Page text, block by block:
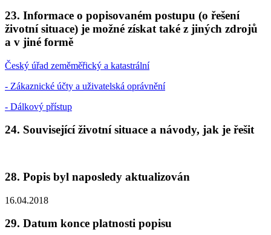
23. Informace o popisovaném postupu (o řešení
životní situace) je možné získat také z jiných zdrojů
a v jiné formě
Český úřad zeměměřický a katastrální
- Zákaznické účty a uživatelská oprávnění
- Dálkový přístup
24. Související životní situace a návody, jak je řešit
28. Popis byl naposledy aktualizován
16.04.2018
29. Datum konce platnosti popisu